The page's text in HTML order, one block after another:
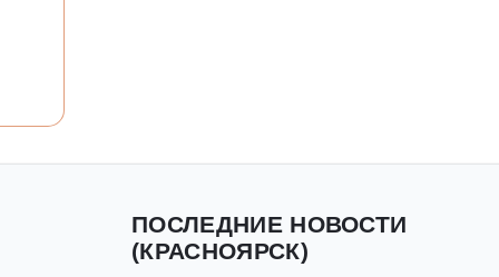
ПОСЛЕДНИЕ НОВОСТИ
(КРАСНОЯРСК)